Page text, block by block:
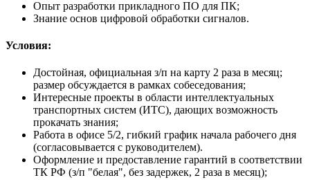
Опыт разработки прикладного ПО для ПК;
Знание основ цифровой обработки сигналов.
Условия:
Достойная, официальная з/п на карту 2 раза в месяц;
размер обсуждается в рамках собеседования;
Интересные проекты в области интеллектуальных
транспортных систем (ИТС), дающих возможность
прокачать знания;
Работа в офисе 5/2, гибкий график начала рабочего дня
(согласовывается с руководителем).
Оформление и предоставление гарантий в соответствии
ТК РФ (з/п "белая", без задержек, 2 раза в месяц);